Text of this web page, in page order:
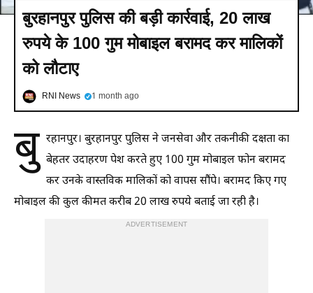
बुरहानपुर पुलिस की बड़ी कार्रवाई, 20 लाख
रुपये के 100 गुम मोबाइल बरामद कर मालिकों
को लौटाए
RNI News 1 month ago
बु रहानपुर। बुरहानपुर पुलिस ने जनसेवा और तकनीकी दक्षता का
बेहतर उदाहरण पेश करते हुए 100 गुम मोबाइल फोन बरामद
कर उनके वास्तविक मालिकों को वापस सौंपे। बरामद किए गए
मोबाइल की कुल कीमत करीब 20 लाख रुपये बताई जा रही है।
ADVERTISEMENT